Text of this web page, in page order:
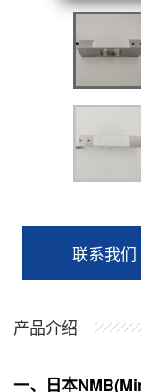
联系我们
产品介绍
一、日本